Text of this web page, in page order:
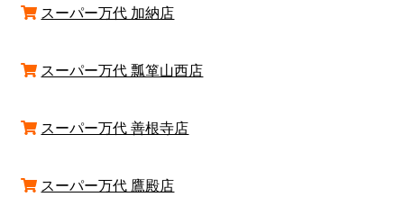
スーパー万代 加納店
スーパー万代 瓢箪山西店
スーパー万代 善根寺店
スーパー万代 鷹殿店